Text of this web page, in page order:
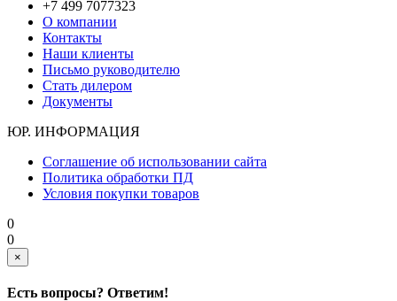
+7 499 7077323
О компании
Контакты
Наши клиенты
Письмо руководителю
Стать дилером
Документы
ЮР. ИНФОРМАЦИЯ
Соглашение об использовании сайта
Политика обработки ПД
Условия покупки товаров
0
0
×
Есть вопросы? Ответим!